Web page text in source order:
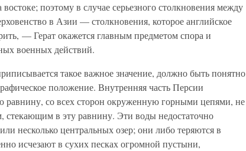
поэтому в случае серьезного столкновения между
в Азии — столкновения, которое английское
— Герат окажется главным предметом спора и
военных действий.
такое важное значение, должно быть понятно
положение. Внутренняя часть Персии
равнину, со всех сторон окруженную горными цепями, не
в эту равнину. Эти воды недостаточно
несколько центральных озер; они либо теряются в
исчезают в сухих песках огромной пустыни,